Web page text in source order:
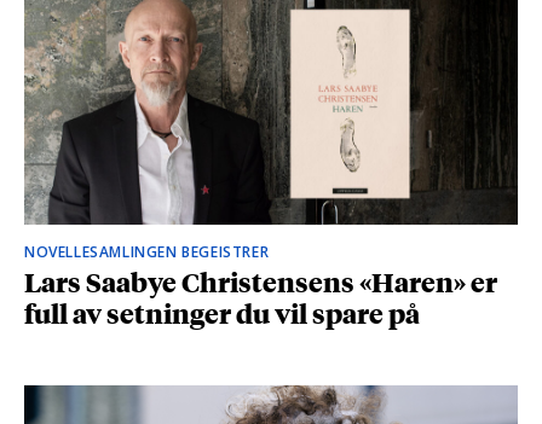
NOVELLESAMLINGEN BEGEISTRER
Lars Saabye Christensens «Haren» er
full av setninger du vil spare på